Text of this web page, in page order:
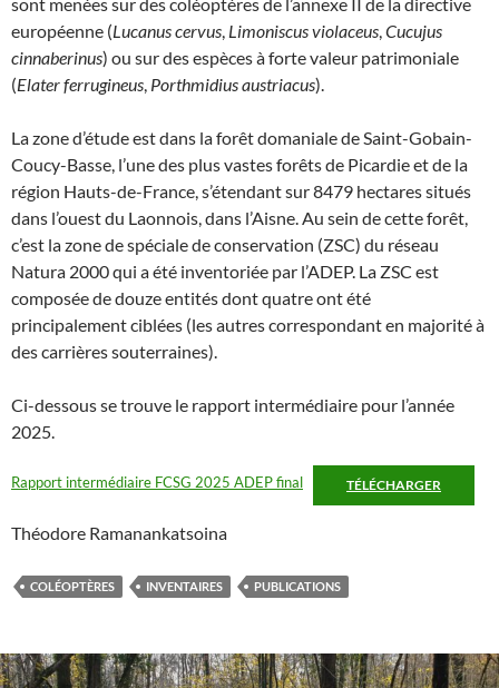
européenne (Lucanus cervus, Limoniscus violaceus,Cucujus
cinnaberinus) ou sur des espèces à forte valeur patrimoniale
(Elater ferrugineus, Porthmidius austriacus).
La zone d’étude est dans la forêt domaniale de Saint-Gobain-
Coucy-Basse, l’une des plus vastes forêts de Picardie et de la
région Hauts-de-France, s’étendant sur 8479 hectares situés
dans l’ouest du Laonnois, dans l’Aisne. Au sein de cette forêt,
c’est la zone de spéciale de conservation (ZSC) du réseau
Natura 2000 qui a été inventoriée par l’ADEP. La ZSC est
composée de douze entités dont quatre ont été
principalement ciblées (les autres correspondant en majorité à
des carrières souterraines).
Ci-dessous se trouve le rapport intermédiaire pour l’année
2025.
Rapport intermédiaire FCSG 2025 ADEP final TÉLÉCHARGER
Théodore Ramanankatsoina
COLÉOPTÈRES INVENTAIRES PUBLICATIONS